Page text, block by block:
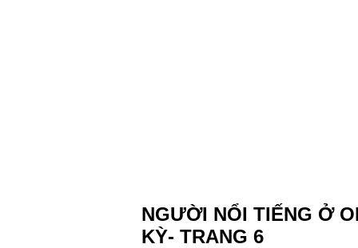
NGƯỜI NỔI TIẾNG Ở
KỲ- TRANG 6